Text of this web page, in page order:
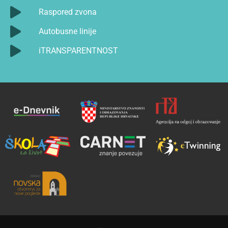
Raspored zvona
Autobusne linije
iTRANSPARENTNOST